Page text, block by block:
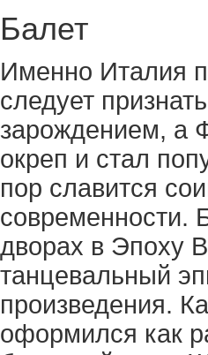
Балет
Именно Италия
следует
зарождением, а
окреп и стал
пор славится
современности.
дворах в Эпоху
танцевальный
произведения.
оформился как